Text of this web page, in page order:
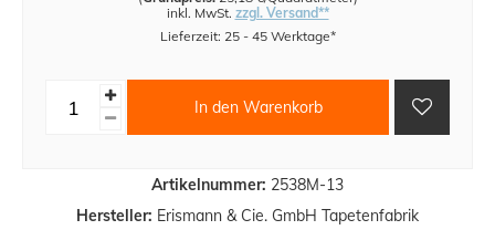
Artikelnummer: 2538M-13
Hersteller: Erismann & Cie. GmbH Tapetenfabrik
inkl. MwSt. zzgl. Versand**
Lieferzeit: 25 - 45 Werktage*
In den Warenkorb